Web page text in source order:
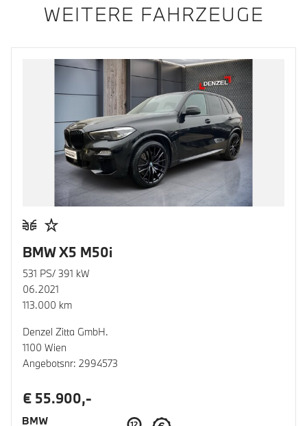
WEITERE FAHRZEUGE
BMW X5 M50i
531 PS/ 391 kW
06.2021
113.000 km
Denzel Zitta GmbH.
1100 Wien
Angebotsnr: 2994573
€ 55.900,-